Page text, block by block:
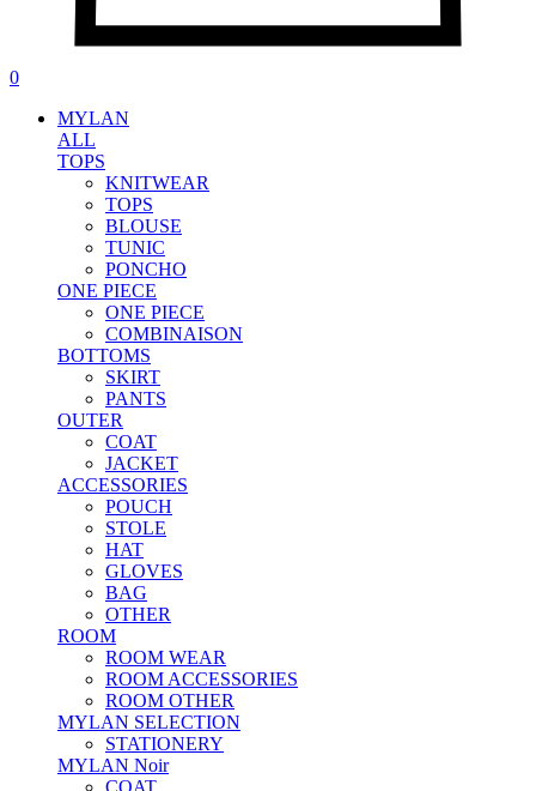
0
MYLAN
ALL
TOPS
KNITWEAR
TOPS
BLOUSE
TUNIC
PONCHO
ONE PIECE
ONE PIECE
COMBINAISON
BOTTOMS
SKIRT
PANTS
OUTER
COAT
JACKET
ACCESSORIES
POUCH
STOLE
HAT
GLOVES
BAG
OTHER
ROOM
ROOM WEAR
ROOM ACCESSORIES
ROOM OTHER
MYLAN SELECTION
STATIONERY
MYLAN Noir
COAT